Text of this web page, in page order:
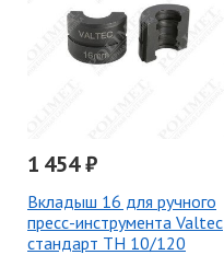
1 454 ₽
Вкладыш 16 для ручного
пресс-инструмента Valtec
стандарт ТН 10/120